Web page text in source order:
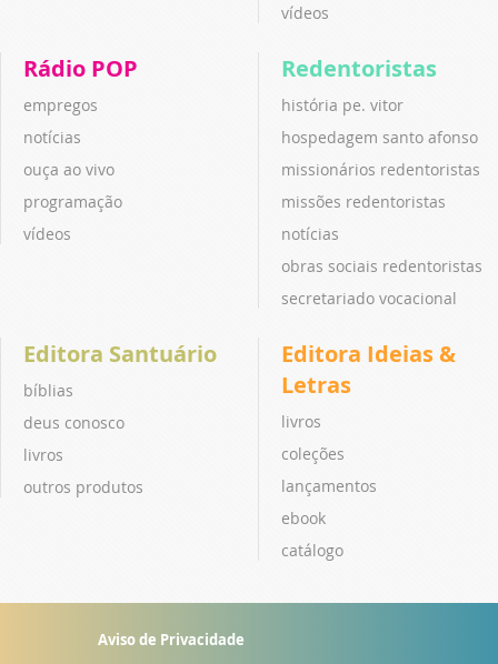
vídeos
Rádio POP
empregos
notícias
ouça ao vivo
programação
vídeos
Redentoristas
história pe. vitor
hospedagem santo afonso
missionários redentoristas
missões redentoristas
notícias
obras sociais redentoristas
secretariado vocacional
Editora Santuário
bíblias
deus conosco
livros
outros produtos
Editora Ideias &
Letras
livros
coleções
lançamentos
ebook
catálogo
Aviso de Privacidade